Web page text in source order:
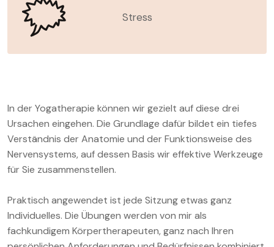
Stress
In der Yogatherapie können wir gezielt auf diese drei
Ursachen eingehen. Die Grundlage dafür bildet ein tiefes
Verständnis der Anatomie und der Funktionsweise des
Nervensystems, auf dessen Basis wir effektive Werkzeuge
für Sie zusammenstellen.
Praktisch angewendet ist jede Sitzung etwas ganz
Individuelles. Die Übungen werden von mir als
fachkundigem Körpertherapeuten, ganz nach Ihren